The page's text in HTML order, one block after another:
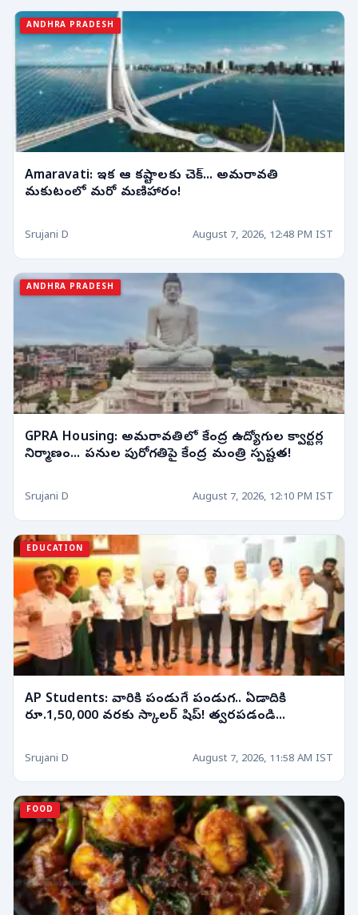
ANDHRA PRADESH
Amaravati: ఇక ఆ కష్టాలకు చెక్... అమరావతి
మకుటంలో మరో మణిహారం!
Srujani D August 7, 2026, 12:48 PM IST
ANDHRA PRADESH
GPRA Housing: అమరావతిలో కేంద్ర ఉద్యోగుల క్వార్టర్ల
నిర్మాణం... పనుల పురోగతిపై కేంద్ర మంత్రి స్పష్టత!
Srujani D August 7, 2026, 12:10 PM IST
EDUCATION
AP Students: వారికి పండుగే పండుగ.. ఏడాదికి
రూ.1,50,000 వరకు స్కాలర్ షిప్! త్వరపడండి...
Srujani D August 7, 2026, 11:58 AM IST
FOOD